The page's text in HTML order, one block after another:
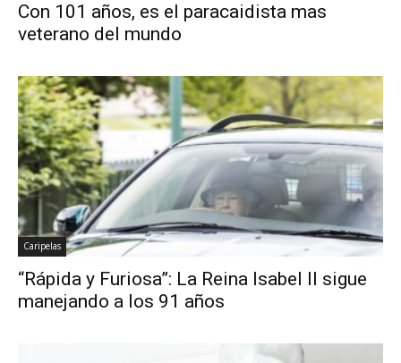
Con 101 años, es el paracaidista mas
veterano del mundo
Caripelas
“Rápida y Furiosa”: La Reina Isabel II sigue
manejando a los 91 años